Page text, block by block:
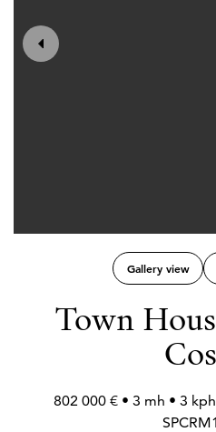
Gallery view
Town
802 000 € • 3 mh • 3